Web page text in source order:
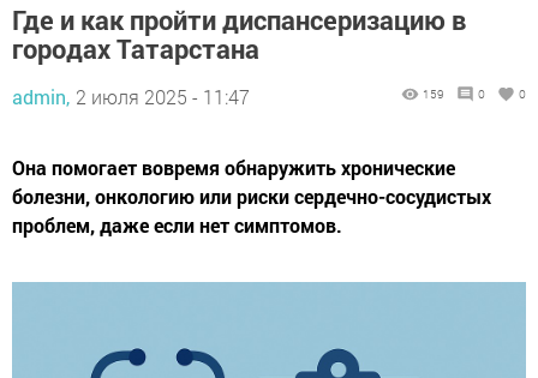
Где и как пройти диспансеризацию в
городах Татарстана
admin, 2 июля 2025 - 11:47 159 0 0
Она помогает вовремя обнаружить хронические
болезни, онкологию или риски сердечно-сосудистых
проблем, даже если нет симптомов.